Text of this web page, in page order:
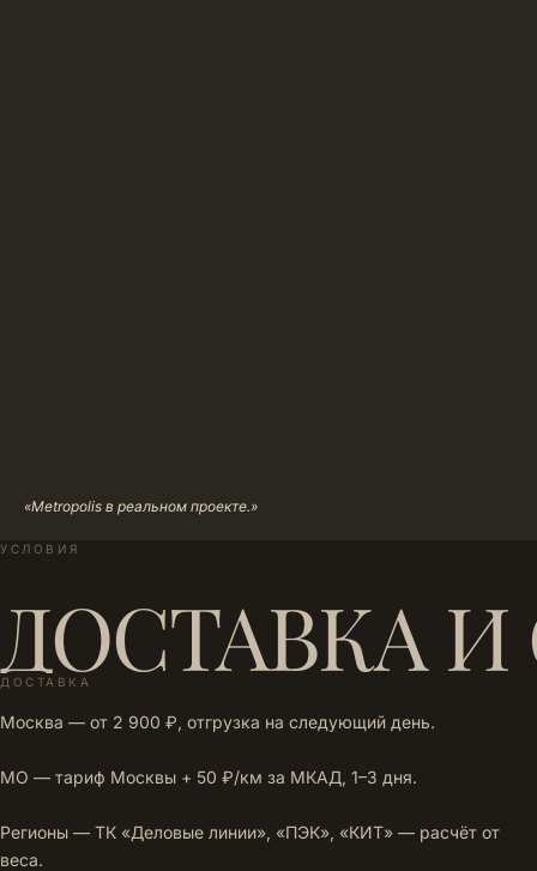
«Metropolis в реальном проекте.»
УСЛОВИЯ
ДОСТАВКА
ДОСТАВКА
Москва — от 2 900 ₽, отгрузка на следующий день.
МО — тариф Москвы + 50 ₽/км за МКАД, 1–3 дня.
Регионы — ТК «Деловые линии», «ПЭК», «КИТ» — расчёт от
веса.